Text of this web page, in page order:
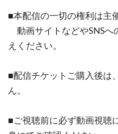
■本配信の一切の権利は主
動画サイトなどやSNSへ
えください。
■配信チケットご購入後は
ん。
■ご視聴前に必ず動画視聴